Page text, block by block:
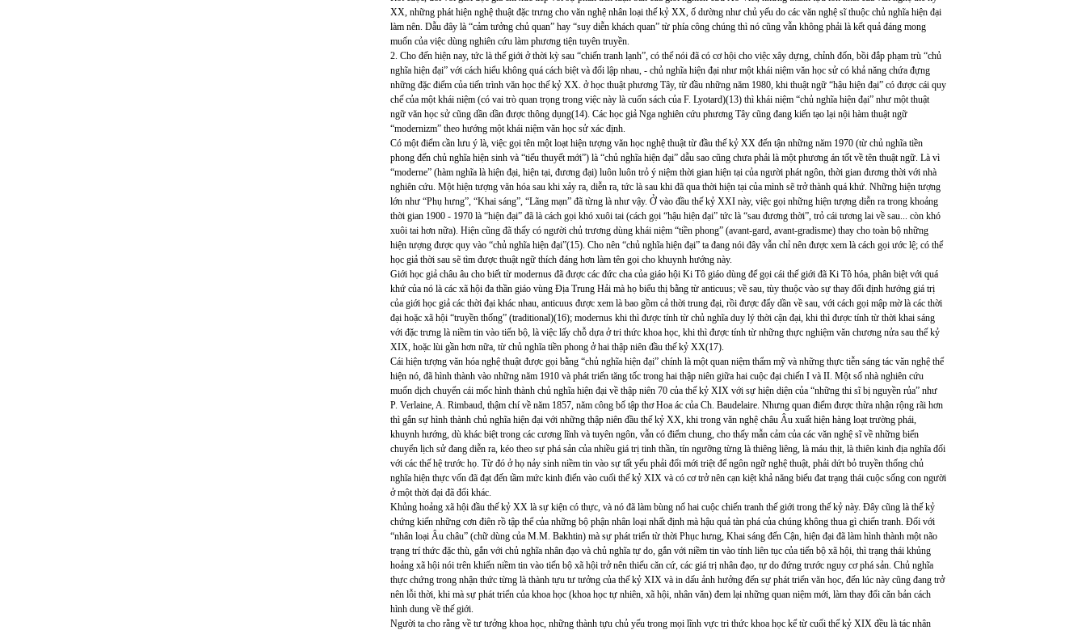
XX, những phát hiện nghệ thuật đặc trưng cho văn nghệ nhân loại thế kỷ XX, ố dường như chủ yếu do các văn nghệ sĩ thuộc chủ nghĩa hiện đại
làm nên. Dẫu đây là “cảm tưởng chủ quan” hay “suy diễn khách quan” từ phía công chúng thì nó cũng vẫn không phải là kết quả đáng mong
muốn của việc dùng nghiên cứu làm phương tiện tuyên truyền.
2. Cho đến hiện nay, tức là thế giới ở thời kỳ sau “chiến tranh lạnh”, có thể nói đã có cơ hội cho việc xây dựng, chỉnh đốn, bồi đắp phạm trù “chủ
nghĩa hiện đại” với cách hiểu không quá cách biệt và đối lập nhau, - chủ nghĩa hiện đại như một khái niệm văn học sử có khả năng chứa đựng
những đặc điểm của tiến trình văn học thế kỷ XX. ở học thuật phương Tây, từ đầu những năm 1980, khi thuật ngữ “hậu hiện đại” có được cái quy
chế của một khái niệm (có vai trò quan trọng trong việc này là cuốn sách của F. Lyotard)(13) thì khái niệm “chủ nghĩa hiện đại” như một thuật
ngữ văn học sử cũng dần dần được thông dụng(14). Các học giả Nga nghiên cứu phương Tây cũng đang kiến tạo lại nội hàm thuật ngữ
“modernizm” theo hướng một khái niệm văn học sử xác định.
Có một điểm cần lưu ý là, việc gọi tên một loạt hiện tượng văn học nghệ thuật từ đầu thế kỷ XX đến tận những năm 1970 (từ chủ nghĩa tiền
phong đến chủ nghĩa hiện sinh và “tiểu thuyết mới”) là “chủ nghĩa hiện đại” dẫu sao cũng chưa phải là một phương án tốt về tên thuật ngữ. Là vì
“moderne” (hàm nghĩa là hiện đại, hiện tại, đương đại) luôn luôn trỏ ý niệm thời gian hiện tại của người phát ngôn, thời gian đương thời với nhà
nghiên cứu. Một hiện tượng văn hóa sau khi xảy ra, diễn ra, tức là sau khi đã qua thời hiện tại của mình sẽ trở thành quá khứ. Những hiện tượng
lớn như “Phụ hưng”, “Khai sáng”, “Lãng mạn” đã từng là như vậy. Ở vào đầu thế kỷ XXI này, việc gọi những hiện tượng diễn ra trong khoảng
thời gian 1900 - 1970 là “hiện đại” đã là cách gọi khó xuôi tai (cách gọi “hậu hiện đại” tức là “sau đương thời”, trỏ cái tương lai về sau... còn khó
xuôi tai hơn nữa). Hiện cũng đã thấy có người chủ trương dùng khái niệm “tiền phong” (avant-gard, avant-gradisme) thay cho toàn bộ những
hiện tượng được quy vào “chủ nghĩa hiện đại”(15). Cho nên “chủ nghĩa hiện đại” ta đang nói đây vẫn chỉ nên được xem là cách gọi ước lệ; có thể
học giả thời sau sẽ tìm được thuật ngữ thích đáng hơn làm tên gọi cho khuynh hướng này.
Giới học giả châu âu cho biết từ modernus đã được các đức cha của giáo hội Ki Tô giáo dùng để gọi cái thế giới đã Ki Tô hóa, phân biệt với quá
khứ của nó là các xã hội đa thần giáo vùng Địa Trung Hải mà họ biểu thị bằng từ anticuus; về sau, tùy thuộc vào sự thay đổi định hướng giá trị
của giới học giả các thời đại khác nhau, anticuus được xem là bao gồm cả thời trung đại, rồi được đẩy dần về sau, với cách gọi mập mờ là các thời
đại hoặc xã hội “truyền thống” (traditional)(16); modernus khi thì được tính từ chủ nghĩa duy lý thời cận đại, khi thì được tính từ thời khai sáng
với đặc trưng là niềm tin vào tiến bộ, là việc lấy chỗ dựa ở tri thức khoa học, khi thì được tính từ những thực nghiệm văn chương nửa sau thế kỷ
XIX, hoặc lùi gần hơn nữa, từ chủ nghĩa tiền phong ở hai thập niên đầu thế kỷ XX(17).
Cái hiện tượng văn hóa nghệ thuật được gọi bằng “chủ nghĩa hiện đại” chính là một quan niệm thẩm mỹ và những thực tiễn sáng tác văn nghệ thể
hiện nó, đã hình thành vào những năm 1910 và phát triển tăng tốc trong hai thập niên giữa hai cuộc đại chiến I và II. Một số nhà nghiên cứu
muốn dịch chuyển cái mốc hình thành chủ nghĩa hiện đại về thập niên 70 của thế kỷ XIX với sự hiện diện của “những thi sĩ bị nguyền rủa” như
P. Verlaine, A. Rimbaud, thậm chí về năm 1857, năm công bố tập thơ Hoa ác của Ch. Baudelaire. Nhưng quan điểm được thừa nhận rộng rãi hơn
thì gắn sự hình thành chủ nghĩa hiện đại với những thập niên đầu thế kỷ XX, khi trong văn nghệ châu Âu xuất hiện hàng loạt trường phái,
khuynh hướng, dù khác biệt trong các cương lĩnh và tuyên ngôn, vẫn có điểm chung, cho thấy mẫn cảm của các văn nghệ sĩ về những biến
chuyển lịch sử đang diễn ra, kéo theo sự phá sản của nhiều giá trị tinh thần, tín ngưỡng từng là thiêng liêng, là máu thịt, là thiên kinh địa nghĩa đối
với các thế hệ trước họ. Từ đó ở họ nảy sinh niềm tin vào sự tất yếu phải đổi mới triệt để ngôn ngữ nghệ thuật, phải dứt bỏ truyền thống chủ
nghĩa hiện thực vốn đã đạt đến tầm mức kinh điển vào cuối thế kỷ XIX và có cơ trở nên cạn kiệt khả năng biểu đat trạng thái cuộc sống con người
ở một thời đại đã đổi khác.
Khủng hoảng xã hội đầu thế kỷ XX là sự kiện có thực, và nó đã làm bùng nổ hai cuộc chiến tranh thế giới trong thế kỷ này. Đây cũng là thế kỷ
chứng kiến những cơn điên rồ tập thể của những bộ phận nhân loại nhất định mà hậu quả tàn phá của chúng không thua gì chiến tranh. Đối với
“nhân loại Âu châu” (chữ dùng của M.M. Bakhtin) mà sự phát triển từ thời Phục hưng, Khai sáng đến Cận, hiện đại đã làm hình thành một não
trạng trí thức đặc thù, gắn với chủ nghĩa nhân đạo và chủ nghĩa tự do, gắn với niềm tin vào tính liên tục của tiến bộ xã hội, thì trạng thái khủng
hoảng xã hội nói trên khiến niềm tin vào tiến bộ xã hội trở nên thiếu căn cứ, các giá trị nhân đạo, tự do đứng trước nguy cơ phá sản. Chủ nghĩa
thực chứng trong nhận thức từng là thành tựu tư tưởng của thế kỷ XIX và in dấu ảnh hưởng đến sự phát triển văn học, đến lúc này cũng đang trở
nên lỗi thời, khi mà sự phát triển của khoa học (khoa học tự nhiên, xã hội, nhân văn) đem lại những quan niệm mới, làm thay đổi căn bản cách
hình dung về thế giới.
Người ta cho rằng về tư tưởng khoa học, những thành tựu chủ yếu trong mọi lĩnh vực tri thức khoa học kể từ cuối thế kỷ XIX đều là tác nhân